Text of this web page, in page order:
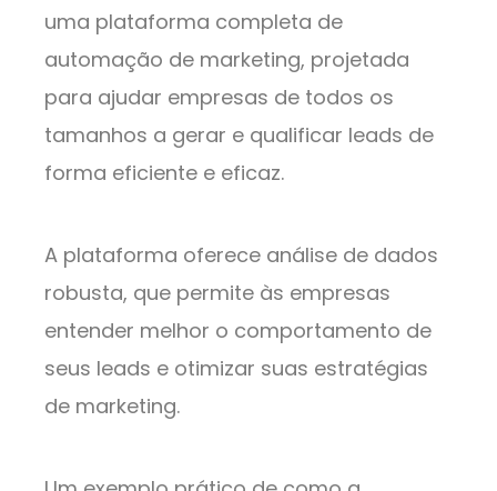
uma plataforma completa de
automação de marketing, projetada
para ajudar empresas de todos os
tamanhos a gerar e qualificar leads de
forma eficiente e eficaz.
A plataforma oferece análise de dados
robusta, que permite às empresas
entender melhor o comportamento de
seus leads e otimizar suas estratégias
de marketing.